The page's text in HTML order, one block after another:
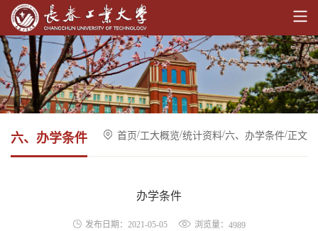
六、办学条件 首页/工大概览/统计资料/六、办学条件/正文
办学条件
发布日期：2021-05-05 浏览量： 4989